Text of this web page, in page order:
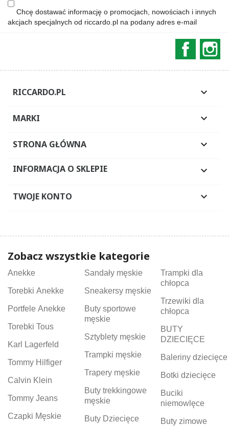
Chcę dostawać informację o promocjach, nowościach i innych
akcjach specjalnych od riccardo.pl na podany adres e-mail
RICCARDO.PL 
MARKI 
STRONA GŁÓWNA 
INFORMACJA O SKLEPIE 
TWOJE KONTO 
Zobacz wszystkie kategorie
Anekke
Torebki Anekke
Portfele Anekke
Torebki Tous
Karl Lagerfeld
Tommy Hilfiger
Calvin Klein
Tommy Jeans
Czapki Męskie
Sandały męskie
Sneakersy męskie
Buty sportowe
męskie
Sztyblety męskie
Trampki męskie
Trapery męskie
Buty trekkingowe
męskie
Buty Dziecięce
Trampki dla
chłopca
Trzewiki dla
chłopca
BUTY
DZIECIĘCE
Baleriny dziecięce
Botki dziecięce
Buciki
niemowlęce
Buty zimowe